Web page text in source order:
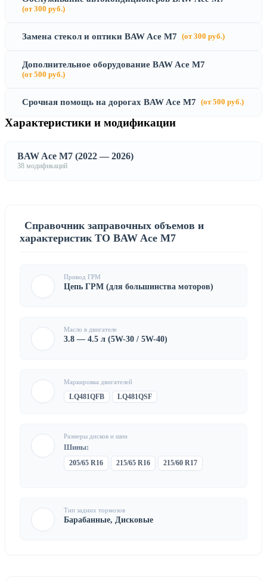
(от 300 руб.)
Замена стекол и оптики BAW Ace M7 (от 300 руб.)
Дополнительное оборудование BAW Ace M7
(от 500 руб.)
Срочная помощь на дорогах BAW Ace M7 (от 500 руб.)
Характеристики и модификации
BAW Ace M7 (2022 — 2026)
38 модификаций
Справочник заправочных объемов и
характеристик ТО BAW Ace M7
Привод ГРМ
Цепь ГРМ (для большинства моторов)
Масло в двигателе
3.8 — 4.5 л (5W-30 / 5W-40)
Маркировка двигателей
LQ481QFB LQ481QSF
Размеры дисков и шин
Шины:
205/65 R16 215/65 R16 215/60 R17
Тип задних тормозов
Барабанные, Дисковые